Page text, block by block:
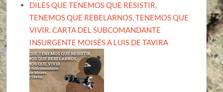
DILES QUE TENEMOS QUE RESISTIR,
TENEMOS QUE REBELARNOS, TENEMOS QUE
VIVIR. CARTA DEL SUBCOMANDANTE
INSURGENTE MOISÉS A LUIS DE TAVIRA